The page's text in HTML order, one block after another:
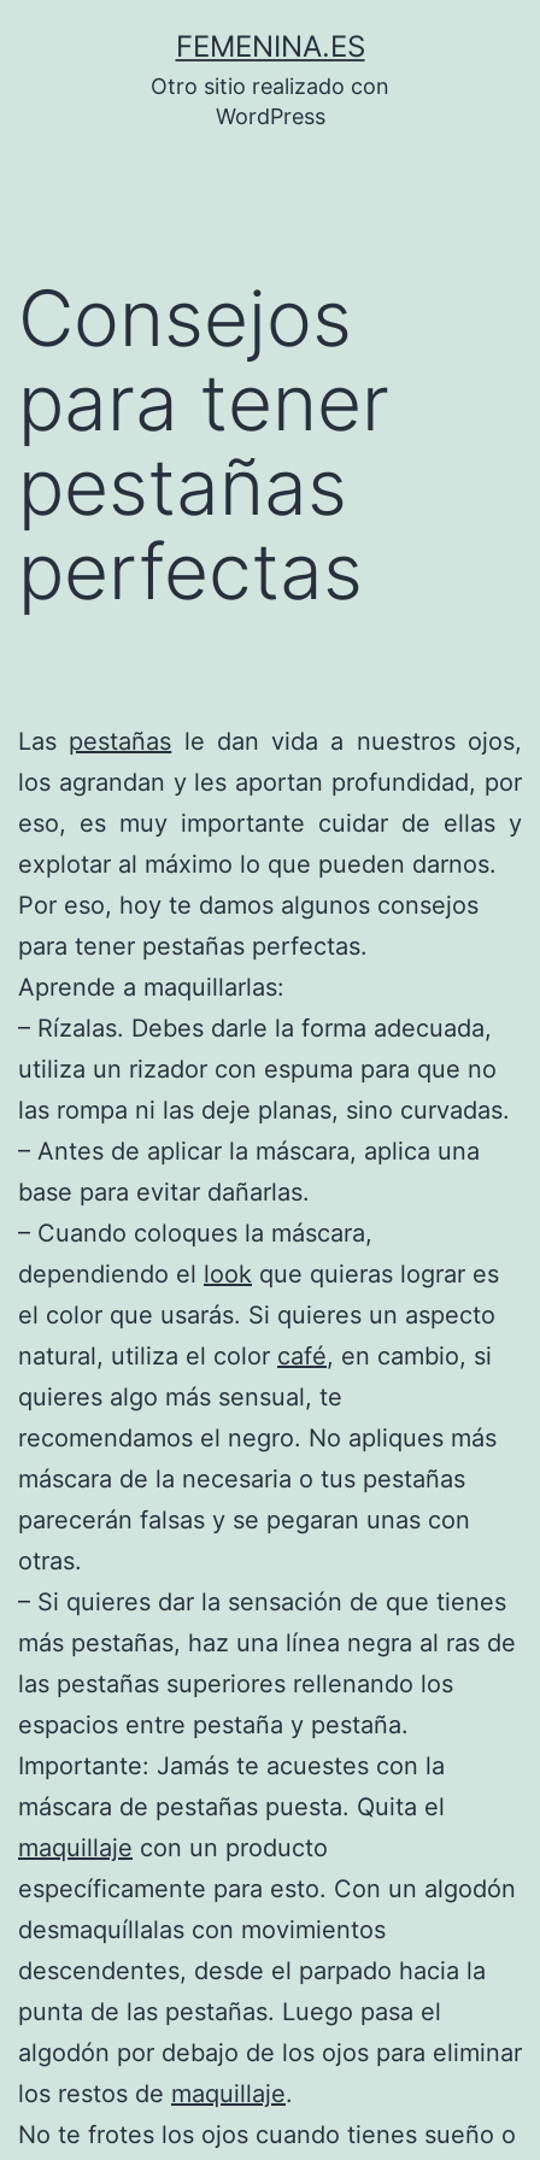
FEMENINA.ES
Otro sitio realizado con
WordPress
Consejos
para tener
pestañas
perfectas
Las pestañas le dan vida a nuestros ojos,
los agrandan y les aportan profundidad, por
eso, es muy importante cuidar de ellas y
explotar al máximo lo que pueden darnos.
Por eso, hoy te damos algunos consejos
para tener pestañas perfectas.
Aprende a maquillarlas:
– Rízalas. Debes darle la forma adecuada,
utiliza un rizador con espuma para que no
las rompa ni las deje planas, sino curvadas.
– Antes de aplicar la máscara, aplica una
base para evitar dañarlas.
– Cuando coloques la máscara,
dependiendo el look que quieras lograr es
el color que usarás. Si quieres un aspecto
natural, utiliza el color café, en cambio, si
quieres algo más sensual, te
recomendamos el negro. No apliques más
máscara de la necesaria o tus pestañas
parecerán falsas y se pegaran unas con
otras.
– Si quieres dar la sensación de que tienes
más pestañas, haz una línea negra al ras de
las pestañas superiores rellenando los
espacios entre pestaña y pestaña.
Importante: Jamás te acuestes con la
máscara de pestañas puesta. Quita el
maquillaje con un producto
específicamente para esto. Con un algodón
desmaquíllalas con movimientos
descendentes, desde el parpado hacia la
punta de las pestañas. Luego pasa el
algodón por debajo de los ojos para eliminar
los restos de maquillaje.
No te frotes los ojos cuando tienes sueño o